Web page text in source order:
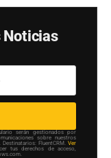
Noticias
serán gestionados por
sobre nuestros
FluentCRM. Ver
tus derechos de acceso,